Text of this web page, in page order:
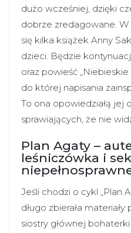
dużo wcześniej, dzięki
dobrze zredagowane.
się kilka książek Anny
dzieci. Będzie
oraz powieść „Niebieskie
do której napisania
To ona opowiedziałą jej
sprawiających, że nie
Plan Agaty –
leśniczówka i
Jeśli chodzi o cykl „Plan
długo zbierała
siostry głównej